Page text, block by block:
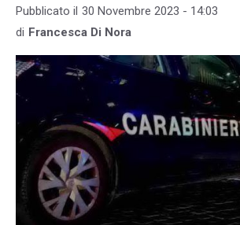
Pubblicato il 30 Novembre 2023 - 14:03
di Francesca Di Nora